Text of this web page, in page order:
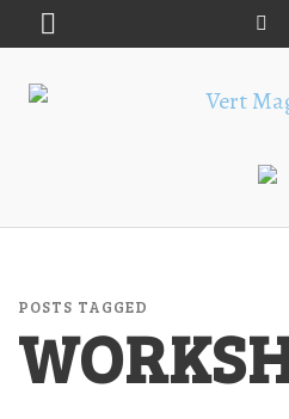
POSTS TAGGED